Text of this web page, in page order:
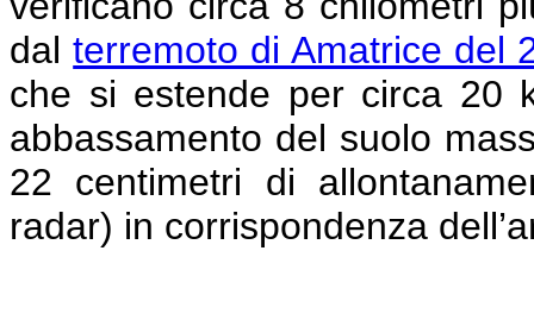
dalterremoto di Amatrice del
che si estende per circa 20
abbassamento del suolo
22 centimetri di
radar) in corrispondenza